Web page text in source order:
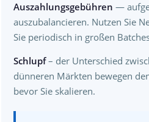
Auszahlungsgebühren —
auszubalancieren. Nutzen Sie
Sie periodisch in großen
Schlupf– der Unterschied
dünneren Märkten bewegen
bevor Sie skalieren.